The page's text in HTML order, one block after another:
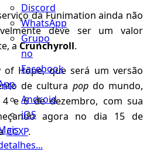
Discord
WhatsApp
Grupo
no
Facebook
Android
iOS
da Funimation ainda não
deve ser um valor
a Crunchyroll.
of Hope, que será um versão
de cultura popdo mundo,
e 6 de dezembro, com sua
agora no dia 15 de
CCXP.